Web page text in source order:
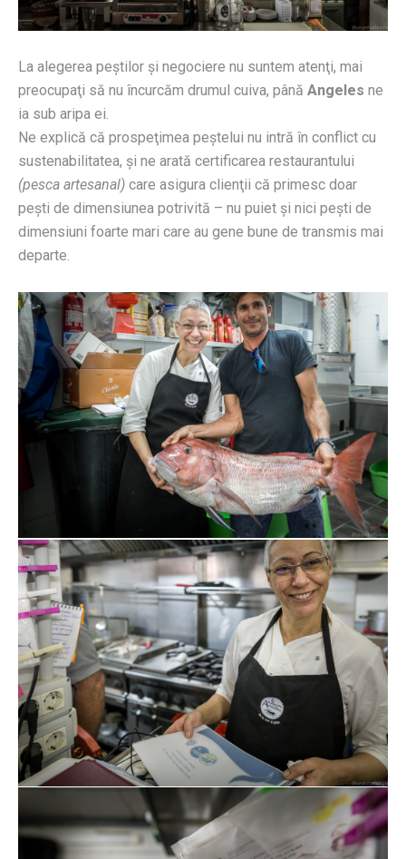
La alegerea peştilor şi negociere nu suntem atenţi, mai
preocupaţi să nu încurcăm drumul cuiva, până Angeles ne
ia sub aripa ei.
Ne explică că prospeţimea peştelui nu intră în conflict cu
sustenabilitatea, şi ne arată certificarea restaurantului
(pesca artesanal) care asigura clienţii că primesc doar
peşti de dimensiunea potrivită – nu puiet şi nici peşti de
dimensiuni foarte mari care au gene bune de transmis mai
departe.